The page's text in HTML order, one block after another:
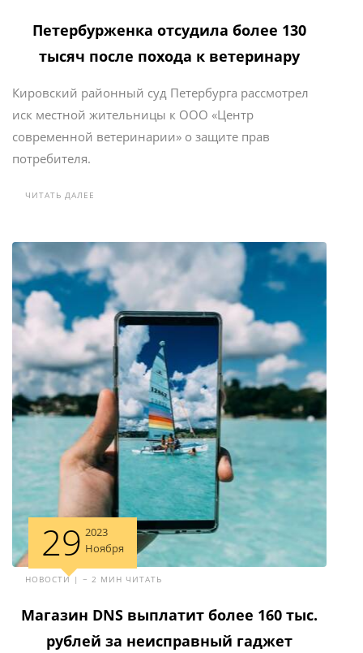
Петербурженка отсудила более 130
тысяч после похода к ветеринару
Кировский районный суд Петербурга рассмотрел
иск местной жительницы к ООО «Центр
современной ветеринарии» о защите прав
потребителя.
ЧИТАТЬ ДАЛЕЕ
29 2023
Ноября
НОВОСТИ | ~ 2 МИН ЧИТАТЬ
Магазин DNS выплатит более 160 тыс.
рублей за неисправный гаджет